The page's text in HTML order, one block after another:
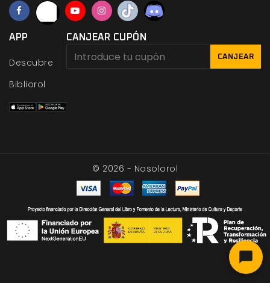
APP
Descubre
Bibliorol
CANJEAR CUPÓN
CANJEAR
© 2026 - Nosolorol